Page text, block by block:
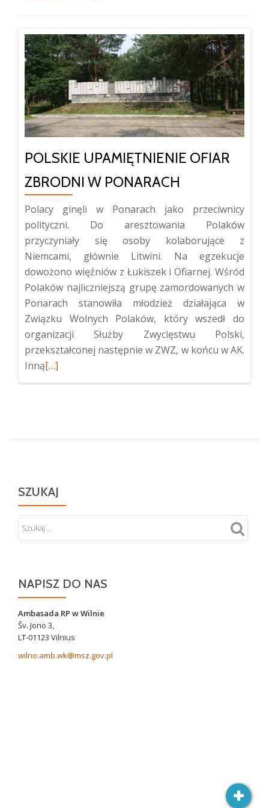
POLSKIE UPAMIĘTNIENIE OFIAR
ZBRODNI W PONARACH
Polacy ginęli w Ponarach jako przeciwnicy
polityczni. Do aresztowania Polaków
przyczyniały się osoby kolaborujące z
Niemcami, głównie Litwini. Na egzekucje
dowożono więźniów z Łukiszek i Ofiarnej. Wśród
Polaków najliczniejszą grupę zamordowanych w
Ponarach stanowiła młodzież działająca w
Związku Wolnych Polaków, który wszedł do
organizacji Służby Zwycięstwu Polski,
przekształconej następnie w ZWZ, w końcu w AK.
InnąWięcej
w
[…]
SZUKAJ
NAPISZ DO NAS
Ambasada RP w Wilnie
Šv. Jono 3,
LT-01123 Vilnius
wilno.amb.wk@msz.gov.pl